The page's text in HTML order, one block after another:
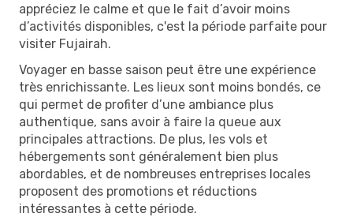
appréciez le calme et que le fait d’avoir moins
d’activités disponibles, c'est la période parfaite pour
visiter Fujairah.
Voyager en basse saison peut être une expérience
très enrichissante. Les lieux sont moins bondés, ce
qui permet de profiter d’une ambiance plus
authentique, sans avoir à faire la queue aux
principales attractions. De plus, les vols et
hébergements sont généralement bien plus
abordables, et de nombreuses entreprises locales
proposent des promotions et réductions
intéressantes à cette période.